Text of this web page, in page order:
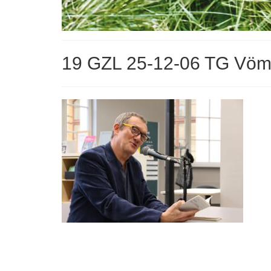
19 GZL 25-12-06 TG